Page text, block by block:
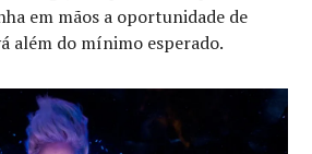
em mãos a oportunidade de
além do mínimo esperado.